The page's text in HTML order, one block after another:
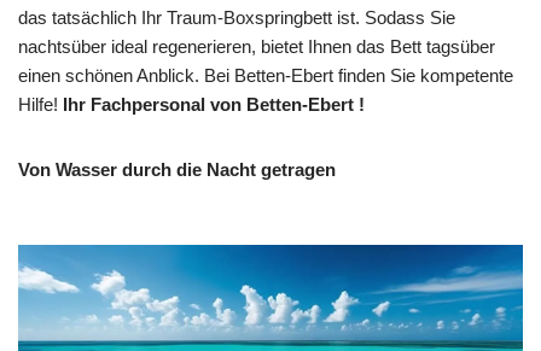
das tatsächlich Ihr Traum-Boxspringbett ist. Sodass Sie
nachtsüber ideal regenerieren, bietet Ihnen das Bett tagsüber
einen schönen Anblick. Bei Betten-Ebert finden Sie kompetente
Hilfe! Ihr Fachpersonal von Betten-Ebert !
Von Wasser durch die Nacht getragen